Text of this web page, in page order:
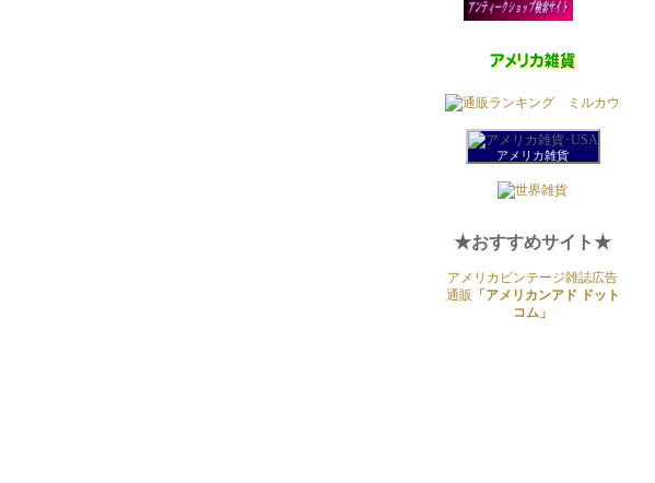
アメリカ雑貨
★おすすめサイト★
アメリカビンテージ雑誌広告
通販
「アメリカンアド ドット
コム」